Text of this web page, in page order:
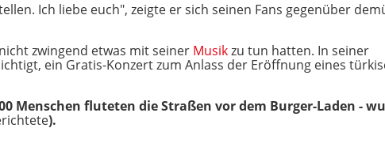
Ich liebe euch", zeigte er sich seinen Fans gegenüber
zwingend etwas mit seiner Musikzu tun hatten. In seiner
ein Gratis-Konzert zum Anlass der Eröffnung eines
Menschen fluteten die Straßen vor dem Burger-Laden -
).